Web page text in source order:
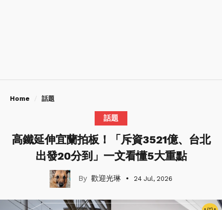
Home 話題
話題
高鐵延伸宜蘭拍板！「斥資3521億、台北
出發20分到」一文看懂5大重點
歡迎光琳 24 Jul, 2026